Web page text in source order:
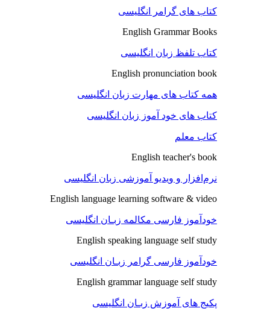
کتاب های گرامر انگلیسی
English Grammar Books
کتاب تلفظ زبان انگلیسی
English pronunciation book
همه کتاب های مهارت زبان انگلیسی
کتاب های خود آموز زبان انگلیسی
کتاب معلم
English teacher's book
نرم‌افزار و ویدیو آموزشی زبان انگلیسی
English language learning software & video
خودآموز فارسی مکالمه زبـان انگلیسی
English speaking language self study
خودآموز فارسی گرامر زبـان انگلیسی
English grammar language self study
پکیج های آموزش زبـان انگلیسی